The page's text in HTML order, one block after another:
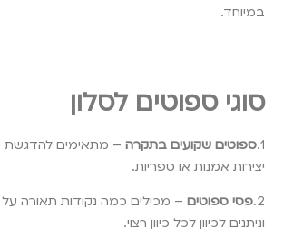
במיוחד.
סוגי ספוטים לסלון
1. ספוטים שקועים בתקרה – מתאימים להדגשת
יצירות אמנות או ספריות.
2. פסי ספוטים – מכילים כמה נקודות תאורה
וניתנים לכיוון לכל כיוון רצוי.